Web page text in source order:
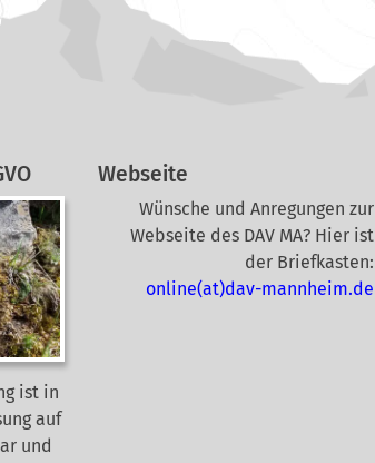
ist in
auf
und
Webseite
Wünsche und Anregungen zur
Webseite des DAV MA? Hier ist
der Briefkasten:
online(at)dav-mannheim.de